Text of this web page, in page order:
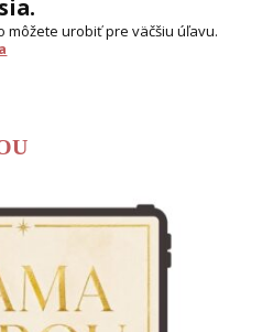
môžete urobiť pre väčšiu úľavu.